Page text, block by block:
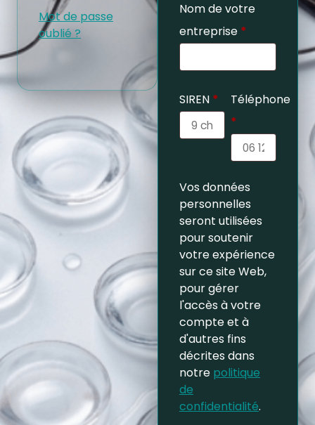
Mot de passe
oublié ?
Nom de votre
entreprise *
SIREN *
Téléphone
*
Vos données
personnelles
seront utilisées
pour soutenir
votre expérience
sur ce site Web,
pour gérer
l'accès à votre
compte et à
d'autres fins
décrites dans
notre politique
de
confidentialité.